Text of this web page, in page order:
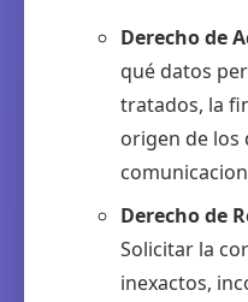
Derecho de
qué datos
tratados, la
origen de los
Derecho de
Solicitar la
inexactos,